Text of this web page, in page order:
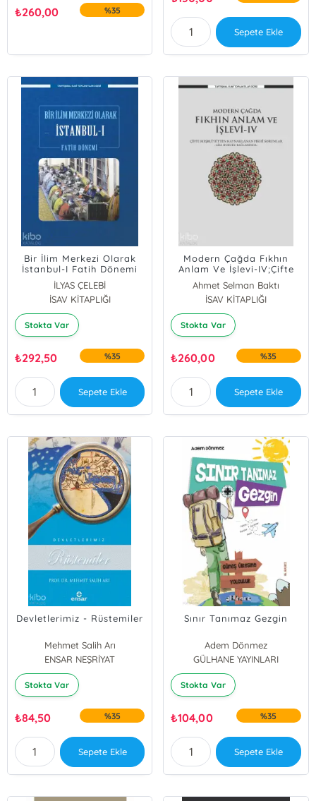
₺260,00 %35
Sepete Ekle
Bir İlim Merkezi Olarak
İstanbul-I Fatih Dönemi
İLYAS ÇELEBİ
İSAV KİTAPLIĞI
Stokta Var
₺292,50 %35
Sepete Ekle
Modern Çağda Fıkhın
Anlam Ve İşlevi-IV;Çifte
Meşruiyetten
Kaynaklanan Fıkhî
Sorunlar -Aile Hukuku
Bağlamında-
Ahmet Selman Baktı
İSAV KİTAPLIĞI
Stokta Var
₺260,00 %35
Sepete Ekle
Devletlerimiz - Rüstemiler
Mehmet Salih Arı
ENSAR NEŞRİYAT
Stokta Var
₺84,50 %35
Sepete Ekle
Sınır Tanımaz Gezgin
Adem Dönmez
GÜLHANE YAYINLARI
Stokta Var
₺104,00 %35
Sepete Ekle